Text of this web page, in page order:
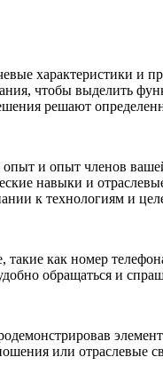
характеристики и
чтобы выделить
решают
опыт и опыт членов
навыки и
к технологиям и
как номер
обращаться и
или отраслевые